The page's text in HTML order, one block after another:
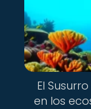
El
en los